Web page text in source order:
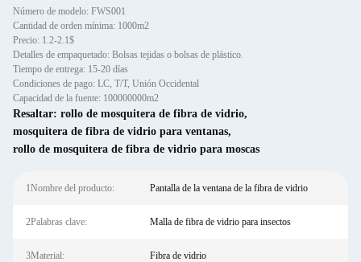
Número de modelo: FWS001
Cantidad de orden mínima: 1000m2
Precio: 1.2-2.1$
Detalles de empaquetado: Bolsas tejidas o bolsas de plástico.
Tiempo de entrega: 15-20 días
Condiciones de pago: LC, T/T, Unión Occidental
Capacidad de la fuente: 100000000m2
Resaltar: rollo de mosquitera de fibra de vidrio,
mosquitera de fibra de vidrio para ventanas,
rollo de mosquitera de fibra de vidrio para moscas
1Nombre del producto: Pantalla de la ventana de la fibra de vidrio
2Palabras clave: Malla de fibra de vidrio para insectos
3Material: Fibra de vidrio